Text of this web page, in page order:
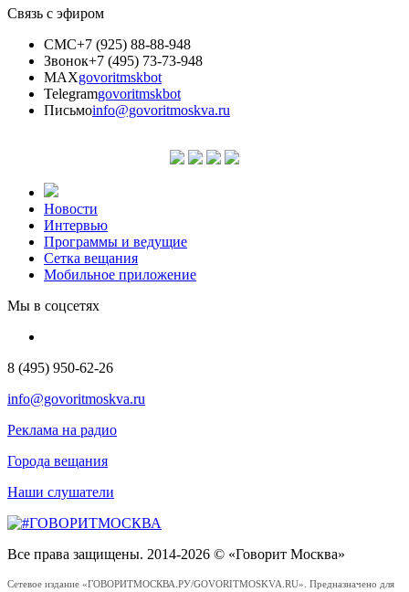
Связь с эфиром
СМС+7 (925) 88-88-948
Звонок+7 (495) 73-73-948
MAXgovoritmskbot
Telegramgovoritmskbot
Письмоinfo@govoritmoskva.ru
Новости
Интервью
Программы и ведущие
Сетка вещания
Мобильное приложение
Мы в соцсетях
8 (495) 950-62-26
info@govoritmoskva.ru
Реклама на радио
Города вещания
Наши слушатели
Все права защищены. 2014-2026 © «Говорит Москва»
Сетевое издание «ГОВОРИТМОСКВА.РУ/GOVORITMOSKVA.RU». Предназначено для